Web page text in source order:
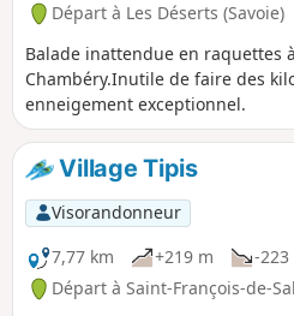
Départ à Les Déserts (Savoie)
Balade inattendue en raquettes
Chambéry.Inutile de faire des
enneigement exceptionnel.
Village Tipis
Visorandonneur
7,77 km
+219 m -223
Départ à Saint-François-de-